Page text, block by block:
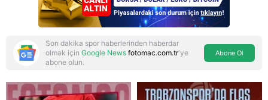
Son dakika spor haberlerinden haberdar
olmak için Google News fotomac.com.tr'ye
abone olun.
Abone Ol